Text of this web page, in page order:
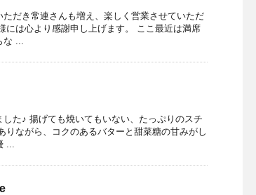
だき常連さんも増え、楽しく営業させていただ
には心より感謝申し上げます。 ここ最近は満席
な ...
た♪ 揚げても焼いてもいない、たっぷりのスチ
りながら、コクのあるバターと甜菜糖の甘みがし
...